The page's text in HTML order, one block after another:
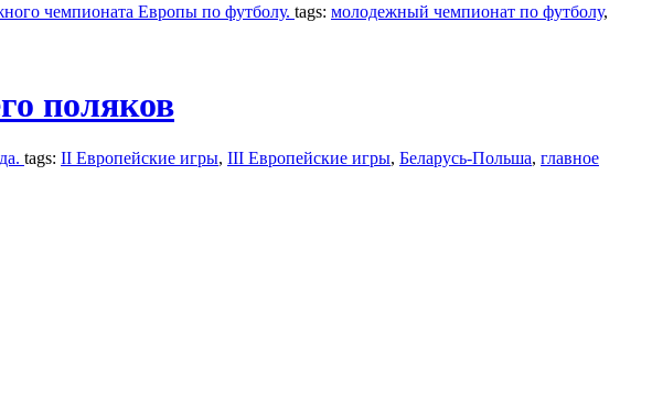
чемпионата Европы по футболу. tags: молодежный чемпионат по футболу,
поляков
tags: II Европейские игры, III Европейские игры, Беларусь-Польша, главное